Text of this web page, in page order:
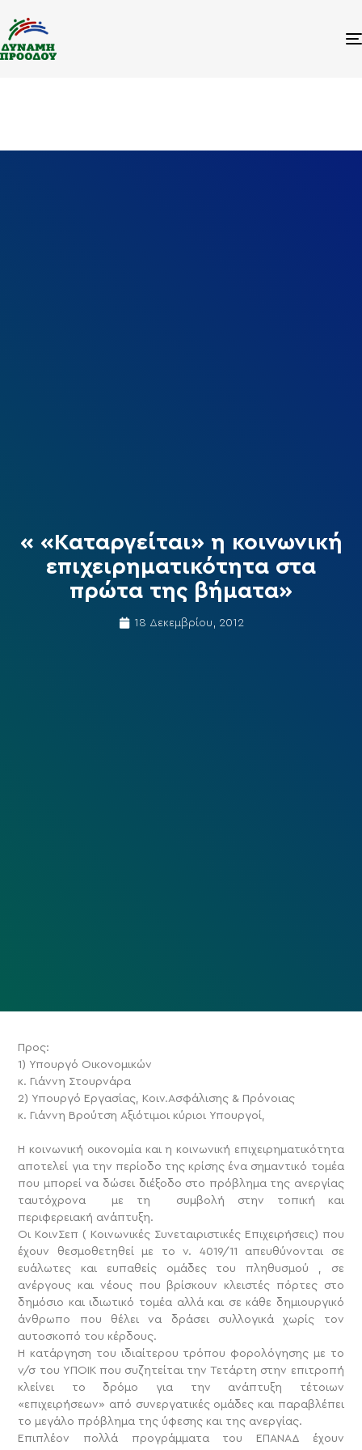
« «Καταργείται» η κοινωνική
επιχειρηματικότητα στα
πρώτα της βήματα»
18 Δεκεμβρίου, 2012
Προς:
1) Υπουργό Οικονομικών
κ. Γιάννη Στουρνάρα
2) Υπουργό Εργασίας, Κοιν.Ασφάλισης & Πρόνοιας
κ. Γιάννη ΒρούτσηΑξιότιμοι κύριοι Υπουργοί,
Η κοινωνική οικονομία και η κοινωνική επιχειρηματικότητα
αποτελεί για την περίοδο της κρίσης ένα σημαντικό τομέα
που μπορεί να δώσει διέξοδο στο πρόβλημα της ανεργίας
ταυτόχρονα με τη συμβολή στην τοπική και
περιφερειακή ανάπτυξη.
Οι ΚοινΣεπ ( Κοινωνικές Συνεταιριστικές Επιχειρήσεις) που
έχουν θεσμοθετηθεί με το ν. 4019/11 απευθύνονται σε
ευάλωτες και ευπαθείς ομάδες του πληθυσμού , σε
ανέργους και νέους που βρίσκουν κλειστές πόρτες στο
δημόσιο και ιδιωτικό τομέα αλλά και σε κάθε δημιουργικό
άνθρωπο που θέλει να δράσει συλλογικά χωρίς τον
αυτοσκοπό του κέρδους.
Η κατάργηση του ιδιαίτερου τρόπου φορολόγησης με το
ν/σ του ΥΠΟΙΚ που συζητείται την Τετάρτη στην επιτροπή
κλείνει το δρόμο για την ανάπτυξη τέτοιων
«επιχειρήσεων» από συνεργατικές ομάδες και παραβλέπει
το μεγάλο πρόβλημα της ύφεσης και της ανεργίας.
Επιπλέον πολλά προγράμματα του ΕΠΑΝΑΔ έχουν